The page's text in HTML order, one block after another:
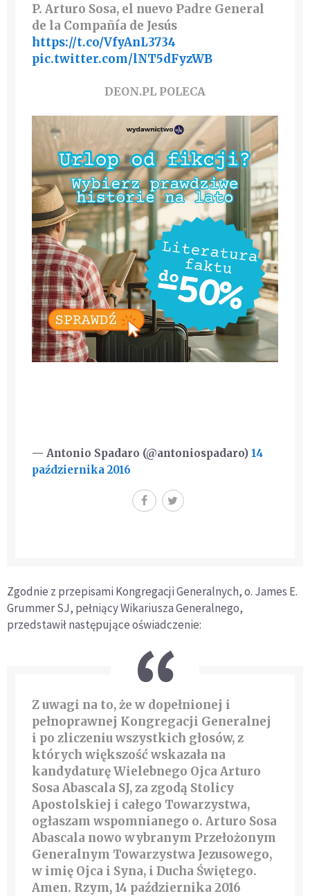
P. Arturo Sosa, el nuevo Padre General
de la Compañía de Jesús
https://t.co/VfyAnL3734
pic.twitter.com/lNT5dFyzWB
DEON.PL POLECA
— Antonio Spadaro (@antoniospadaro) 14
października 2016
Zgodnie z przepisami Kongregacji Generalnych, o. James E.
Grummer SJ, pełniący Wikariusza Generalnego,
przedstawił następujące oświadczenie:
Z uwagi na to, że w dopełnionej i
pełnoprawnej Kongregacji Generalnej
i po zliczeniu wszystkich głosów, z
których większość wskazała na
kandydaturę Wielebnego Ojca Arturo
Sosa Abascala SJ, za zgodą Stolicy
Apostolskiej i całego Towarzystwa,
ogłaszam wspomnianego o. Arturo Sosa
Abascala nowo wybranym Przełożonym
Generalnym Towarzystwa Jezusowego,
w imię Ojca i Syna, i Ducha Świętego.
Amen. Rzym, 14 października 2016